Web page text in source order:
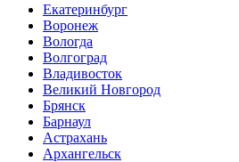
Екатеринбург
Воронеж
Вологда
Волгоград
Владивосток
Великий Новгород
Брянск
Барнаул
Астрахань
Архангельск